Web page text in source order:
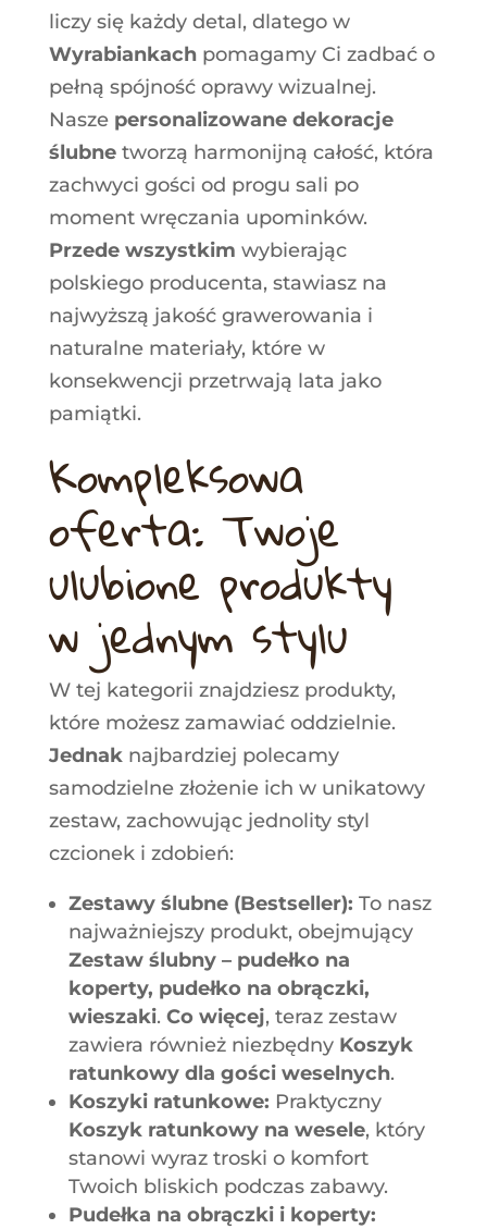
liczy się każdy detal, dlatego w
Wyrabiankachpomagamy Ci zadbać o
pełną spójność oprawy wizualnej.
Nasze personalizowane dekoracje
ślubnetworzą harmonijną całość, która
zachwyci gości od progu sali po
moment wręczania upominków.
Przede wszystkim wybierając
polskiego producenta, stawiasz na
najwyższą jakość grawerowania i
naturalne materiały, które w
konsekwencji przetrwają lata jako
pamiątki.
Kompleksowa
oferta: Twoje
ulubione produkty
w jednym stylu
W tej kategorii znajdziesz produkty,
które możesz zamawiać oddzielnie.
Jednaknajbardziej polecamy
samodzielne złożenie ich w unikatowy
zestaw, zachowując jednolity styl
czcionek i zdobień:
Zestawy ślubne (Bestseller): To nasz
najważniejszy produkt, obejmujący
Zestaw ślubny – pudełko na
koperty, pudełko na obrączki,
wieszaki. Co więcej, teraz zestaw
zawiera również niezbędny Koszyk
ratunkowy dla gości weselnych.
Koszyki ratunkowe: Praktyczny
Koszyk ratunkowy na wesele, który
stanowi wyraz troski o komfort
Twoich bliskich podczas zabawy.
Pudełka na obrączki i koperty: